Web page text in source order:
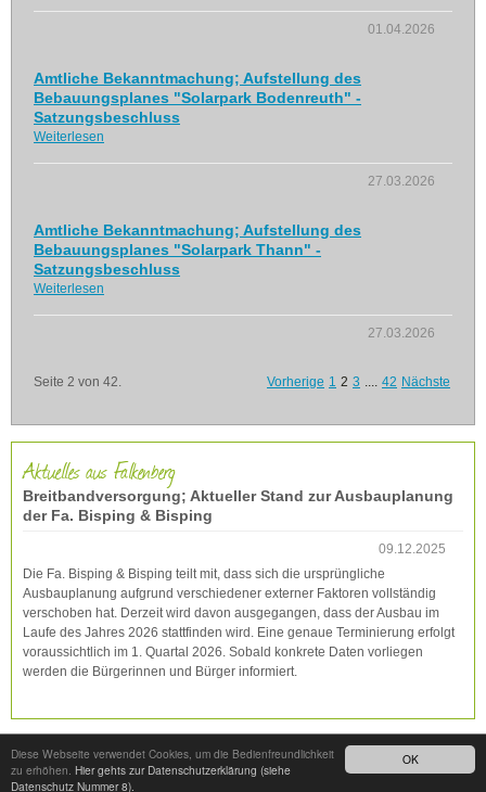
OK
Diese Webseite verwendet Cookies, um die Bedienfreundlichkeit
zu erhöhen. Hier gehts zur Datenschutzerklärung (siehe
Datenschutz Nummer 8).
01.04.2026
Amtliche Bekanntmachung; Aufstellung des
Bebauungsplanes "Solarpark Bodenreuth" -
Satzungsbeschluss
Weiterlesen
27.03.2026
Amtliche Bekanntmachung; Aufstellung des
Bebauungsplanes "Solarpark Thann" -
Satzungsbeschluss
Weiterlesen
27.03.2026
Seite 2 von 42. Vorherige 1 2 3 .... 42 Nächste
Aktuelles aus Falkenberg
Breitbandversorgung; Aktueller Stand zur Ausbauplanung
der Fa. Bisping & Bisping
09.12.2025
Die Fa. Bisping & Bisping teilt mit, dass sich die ursprüngliche
Ausbauplanung aufgrund verschiedener externer Faktoren vollständig
verschoben hat. Derzeit wird davon ausgegangen, dass der Ausbau im
Laufe des Jahres 2026 stattfinden wird. Eine genaue Terminierung erfolgt
voraussichtlich im 1. Quartal 2026. Sobald konkrete Daten vorliegen
werden die Bürgerinnen und Bürger informiert.